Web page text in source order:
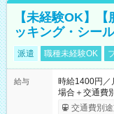
【未経験OK】
ッキング・シー
派遣 職種未経験OK
給与
時給1400円／
場合＋交通費
交通費別